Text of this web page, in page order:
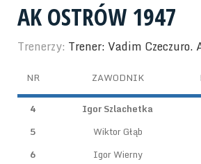
AK OSTRÓW 1947
Trenerzy: Trener: Vadim
NR ZAWODNIK
4 Igor Szlachetka
5
Wiktor Głąb
6
Igor Wierny